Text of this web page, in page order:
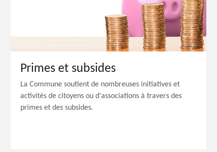
Primes et subsides
La Commune soutient de nombreuses initiatives et
activités de citoyens ou d'associations à travers des
primes et des subsides.